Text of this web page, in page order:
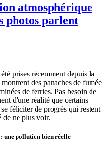
atmosphérique
photos parlent
prises récemment depuis la
des panaches de fumée
de ferries. Pas besoin de
d'une réalité que certains
féliciter de progrès qui restent
de ne plus voir.
une pollution bien réelle